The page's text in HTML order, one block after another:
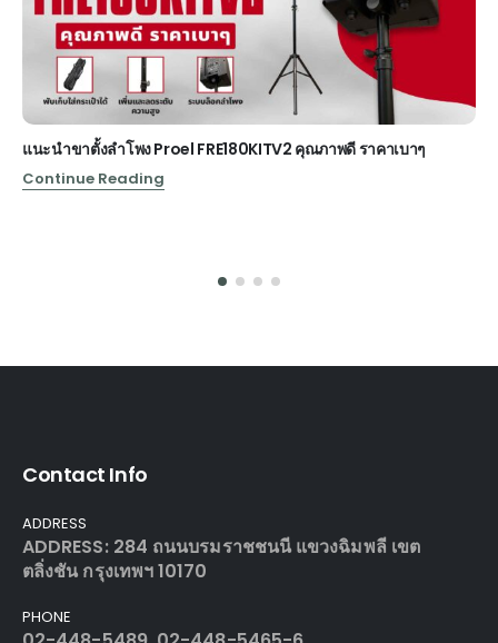
แนะนำขาตั้งลำโพง Proel FRE180KITV2 คุณภาพดี ราคาเบาๆ
Continue Reading
Contact Info
ADDRESS
ADDRESS: 284 ถนนบรมราชชนนี แขวงฉิมพลี เขต
ตลิ่งชัน กรุงเทพฯ 10170
PHONE